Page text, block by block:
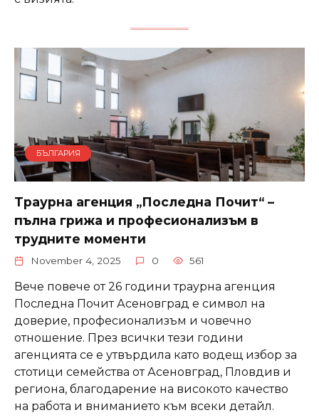
БЪЛГАРИЯ
Траурна агенция „Последна Почит“ –
пълна грижа и професионализъм в
трудните моменти
November 4, 2025 0 561
Вече повече от 26 години траурна агенция
Последна Почит Асеновград е символ на
доверие, професионализъм и човечно
отношение. През всички тези години
агенцията се е утвърдила като водещ избор за
стотици семейства от Асеновград, Пловдив и
региона, благодарение на високото качество
на работа и вниманието към всеки детайл.